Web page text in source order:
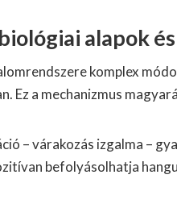
alapok
komplex
Ez a mechanizmus
– várakozás izgalma –
befolyásolhatja